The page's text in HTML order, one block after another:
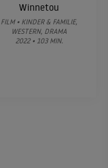
Winnetou
FILM • KINDER & FAMILIE,
WESTERN, DRAMA
2022 • 103 MIN.